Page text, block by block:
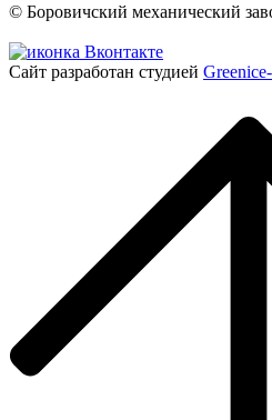
© Боровичский механический
Сайт разработан студией